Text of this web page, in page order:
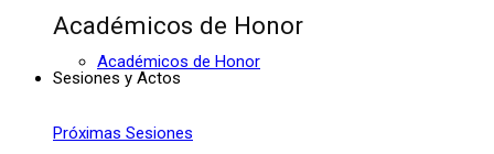
Académicos de Honor
Académicos de Honor
Sesiones y Actos
Próximas Sesiones